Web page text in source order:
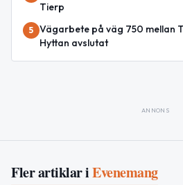
Tierp
5 Vägarbete på väg 750 mellan
Hyttan avslutat
ANNONS
Fler artiklar iEvenemang